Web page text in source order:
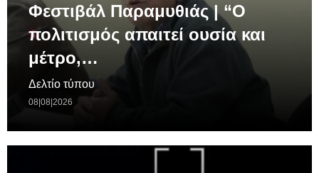
Φεστιβάλ Παραμυθιάς | “Ο
πολιτισμός απαιτεί ουσία και
μέτρο,…
Δελτίο τύπου
08|08|2026